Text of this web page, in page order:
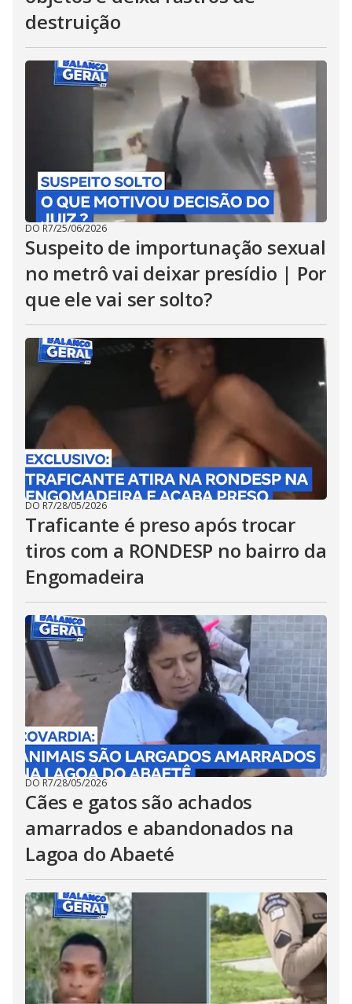
destruição
DO R7/25/06/2026
Suspeito de importunação sexual
no metrô vai deixar presídio | Por
que ele vai ser solto?
DO R7/28/05/2026
Traficante é preso após trocar
tiros com a RONDESP no bairro da
Engomadeira
DO R7/28/05/2026
Cães e gatos são achados
amarrados e abandonados na
Lagoa do Abaeté